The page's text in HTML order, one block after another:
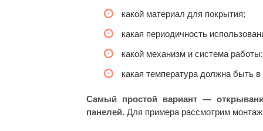
какой материал для покрытия;
какая периодичность
какой механизм и система работы;
какая температура должна быть
Самый простой вариант —
панелей. Для примера рассмотрим